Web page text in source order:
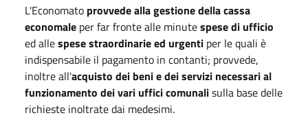
L'Economato provvede alla gestione della cassa
economale per far fronte alle minutespese di ufficio
ed allespese straordinarie ed urgenti per le quali è
indispensabile il pagamento in contanti; provvede,
inoltre all'acquisto dei beni e dei servizi necessari al
funzionamento dei vari uffici comunalisulla base delle
richieste inoltrate dai medesimi.